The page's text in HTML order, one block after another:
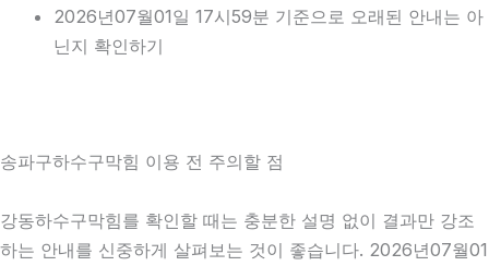
2026년07월01일 17시59분 기준으로 오래된 안내는 아
닌지 확인하기
송파구하수구막힘 이용 전 주의할 점
강동하수구막힘를 확인할 때는 충분한 설명 없이 결과만 강조
하는 안내를 신중하게 살펴보는 것이 좋습니다. 2026년07월01